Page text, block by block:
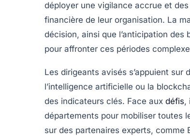
déployer une vigilance accrue et
financière de leur organisation. La
décision, ainsi que l’anticipation des
pour affronter ces périodes
Les dirigeants avisés s’appuient
l’intelligence artificielle ou la
des indicateurs clés. Face aux défis,
départements pour mobiliser toutes
sur des partenaires experts, comme